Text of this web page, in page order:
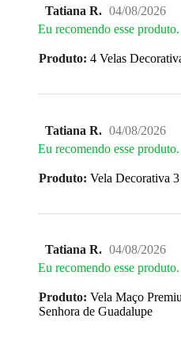
Tatiana R. 04/08/2026
Eu recomendo esse produto.
Produto: 4 Velas
Tatiana R. 04/08/2026
Eu recomendo esse produto.
Produto: Vela Decorativa
Tatiana R. 04/08/2026
Eu recomendo esse produto.
Produto: Vela Maço
Senhora de Guadalupe